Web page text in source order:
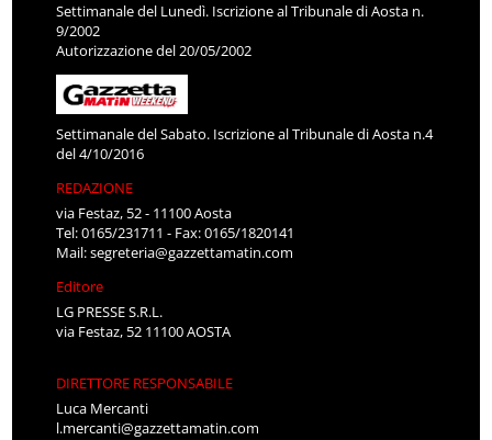
Settimanale del Lunedì. Iscrizione al Tribunale di Aosta n.
9/2002
Autorizzazione del 20/05/2002
Settimanale del Sabato. Iscrizione al Tribunale di Aosta n.4
del 4/10/2016
REDAZIONE
via Festaz, 52 - 11100 Aosta
Tel: 0165/231711 - Fax: 0165/1820141
Mail:segreteria@gazzettamatin.com
Editore
LG PRESSE S.R.L.
via Festaz, 52 11100 AOSTA
DIRETTORE RESPONSABILE
Luca Mercanti
l.mercanti@gazzettamatin.com